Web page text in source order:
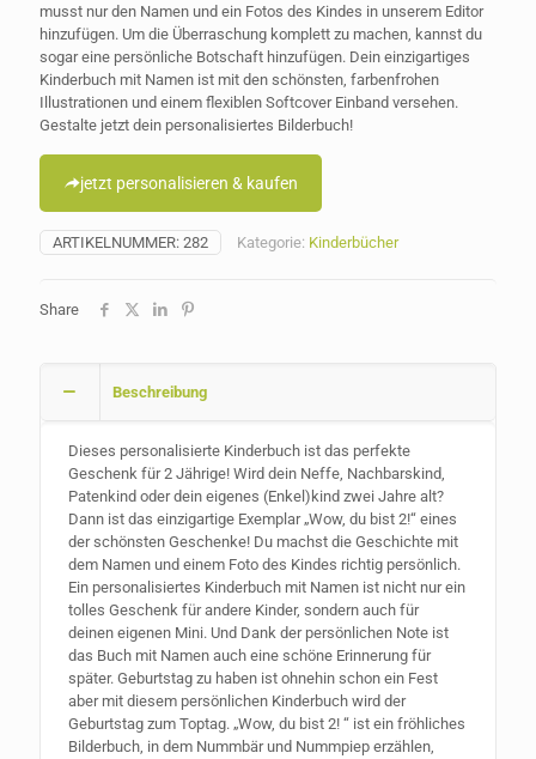
musst nur den Namen und ein Fotos des Kindes in unserem Editor
hinzufügen. Um die Überraschung komplett zu machen, kannst du
sogar eine persönliche Botschaft hinzufügen. Dein einzigartiges
Kinderbuch mit Namen ist mit den schönsten, farbenfrohen
Illustrationen und einem flexiblen Softcover Einband versehen.
Gestalte jetzt dein personalisiertes Bilderbuch!
jetzt personalisieren & kaufen
ARTIKELNUMMER: 282 Kategorie: Kinderbücher
Share
Beschreibung
Dieses personalisierte Kinderbuch ist das perfekte
Geschenk für 2 Jährige! Wird dein Neffe, Nachbarskind,
Patenkind oder dein eigenes (Enkel)kind zwei Jahre alt?
Dann ist das einzigartige Exemplar „Wow, du bist 2!“ eines
der schönsten Geschenke! Du machst die Geschichte mit
dem Namen und einem Foto des Kindes richtig persönlich.
Ein personalisiertes Kinderbuch mit Namen ist nicht nur ein
tolles Geschenk für andere Kinder, sondern auch für
deinen eigenen Mini. Und Dank der persönlichen Note ist
das Buch mit Namen auch eine schöne Erinnerung für
später. Geburtstag zu haben ist ohnehin schon ein Fest
aber mit diesem persönlichen Kinderbuch wird der
Geburtstag zum Toptag. „Wow, du bist 2! “ ist ein fröhliches
Bilderbuch, in dem Nummbär und Nummpiep erzählen,